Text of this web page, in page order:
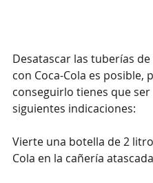
Desatascar las tuberías de
con Coca-Cola es posible,
conseguirlo tienes que ser
siguientes indicaciones:
Vierte una botella de 2
Cola en la cañería atascada